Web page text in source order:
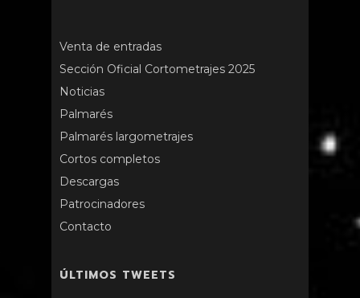
Venta de entradas
Sección Oficial Cortometrajes 2025
Noticias
Palmarés
Palmarés largometrajes
Cortos completos
Descargas
Patrocinadores
Contacto
ÚLTIMOS TWEETS